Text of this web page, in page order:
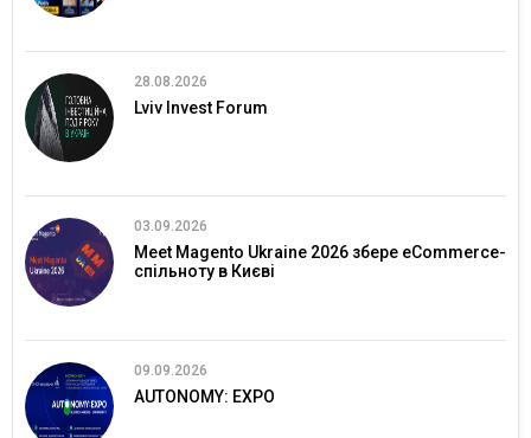
28.08.2026
Lviv Invest Forum
03.09.2026
Meet Magento Ukraine 2026 збере eCommerce-
спільноту в Києві
09.09.2026
AUTONOMY: EXPO